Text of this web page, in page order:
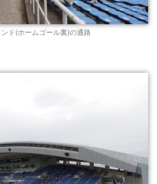
ド(ホームゴール裏)の通路